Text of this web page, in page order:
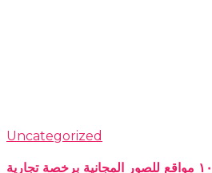
Uncategorized